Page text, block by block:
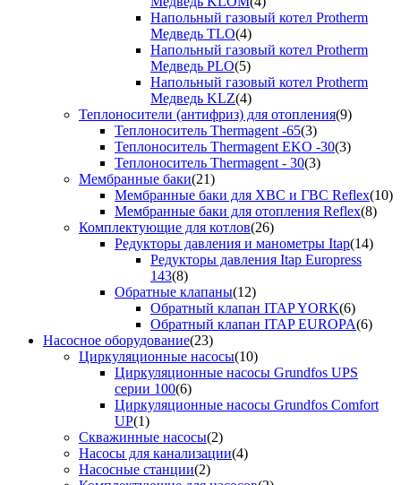
Напольный газовый котел Protherm
Медведь TLO(4)
Напольный газовый котел Protherm
Медведь PLO(5)
Напольный газовый котел Protherm
Медведь KLZ(4)
Теплоносители (антифриз) для отопления(9)
Теплоноситель Thermagent -65(3)
Теплоноситель Thermagent EKO -30(3)
Теплоноситель Thermagent - 30(3)
Мембранные баки(21)
Мембранные баки для ХВС и ГВС Reflex(10)
Мембранные баки для отопления Reflex(8)
Комплектующие для котлов(26)
Редукторы давления и манометры Itap(14)
Редукторы давления Itap Europress
143(8)
Обратные клапаны(12)
Обратный клапан ITAP YORK(6)
Обратный клапан ITAP EUROPA(6)
Насосное оборудование(23)
Циркуляционные насосы(10)
Циркуляционные насосы Grundfos UPS
серии 100(6)
Циркуляционные насосы Grundfos Comfort
UP(1)
Скважинные насосы(2)
Насосы для канализации(4)
Насосные станции(2)